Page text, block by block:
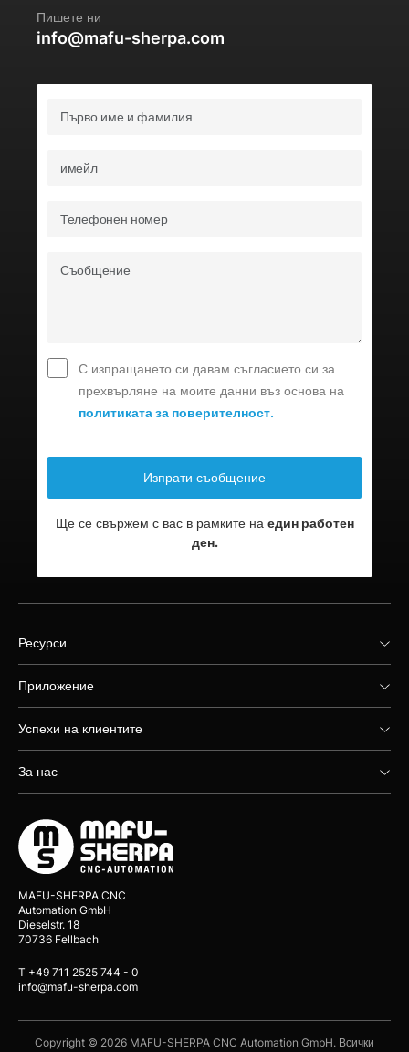
Пишете ни
info@mafu-sherpa.com
С изпращането си давам съгласието си за
прехвърляне на моите данни въз основа на
политиката за поверителност.
Ще се свържем с вас в рамките на един работен
ден.
Ресурси
Приложение
Успехи на клиентите
За нас
MAFU-SHERPA CNC
Automation GmbH
Dieselstr. 18
70736 Fellbach
T +49 711 2525 744 - 0
info@mafu-sherpa.com
Copyright © 2026 MAFU-SHERPA CNC Automation GmbH. Всички